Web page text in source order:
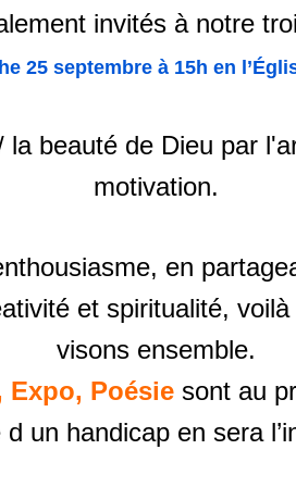
invités à notre
25 septembre à 15h en
la beauté de Dieu par
motivation.
en
et spiritualité,
visons ensemble.
Expo, Poésie sont au
un handicap en sera